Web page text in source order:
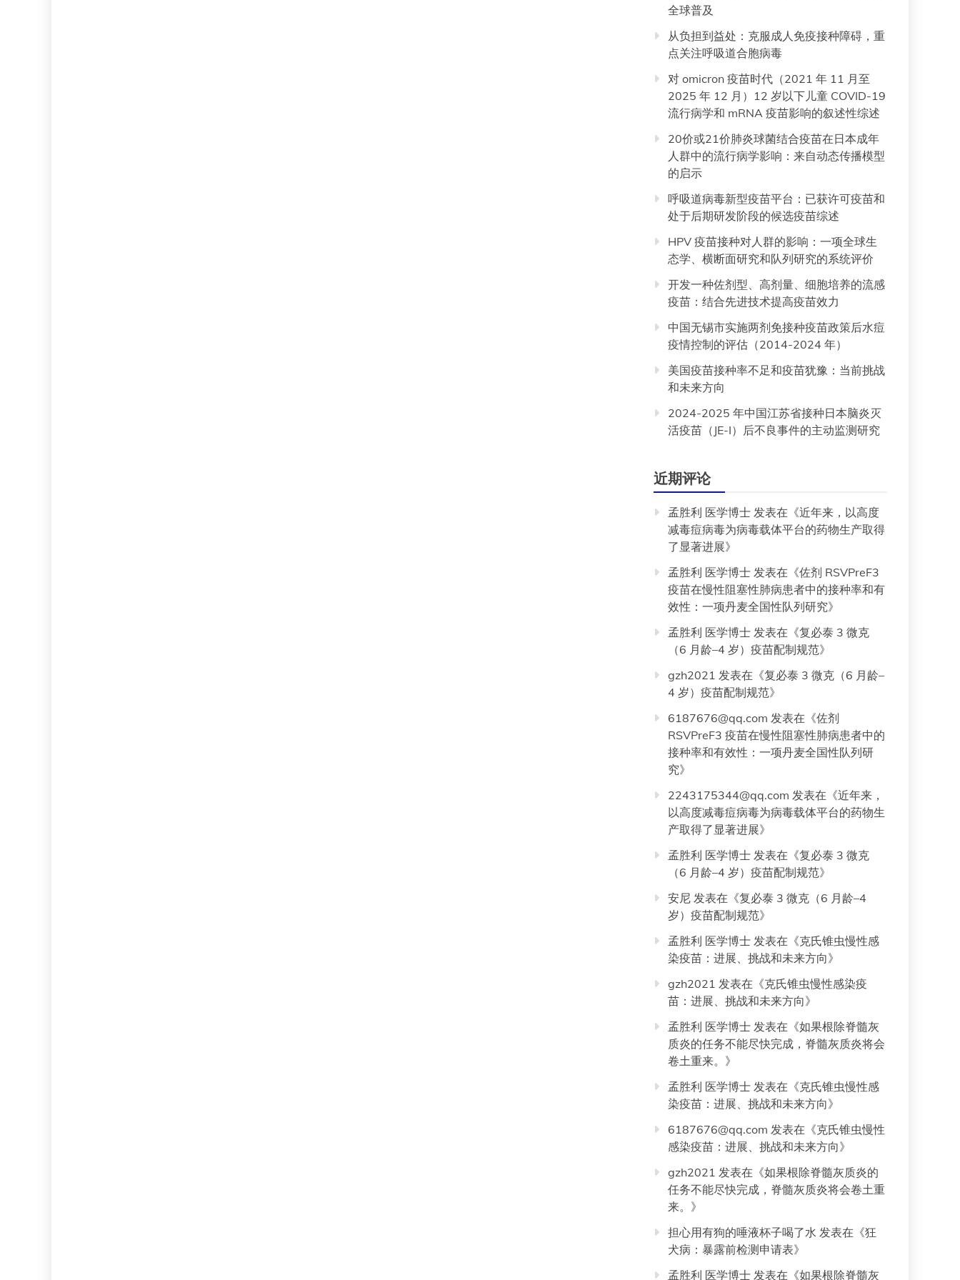
全球普及
从负担到益处：克服成人免疫接种障碍，重
点关注呼吸道合胞病毒
对 omicron 疫苗时代（2021 年 11 月至
2025 年 12 月）12 岁以下儿童 COVID-19
流行病学和 mRNA 疫苗影响的叙述性综述
20价或21价肺炎球菌结合疫苗在日本成年
人群中的流行病学影响：来自动态传播模型
的启示
呼吸道病毒新型疫苗平台：已获许可疫苗和
处于后期研发阶段的候选疫苗综述
HPV 疫苗接种对人群的影响：一项全球生
态学、横断面研究和队列研究的系统评价
开发一种佐剂型、高剂量、细胞培养的流感
疫苗：结合先进技术提高疫苗效力
中国无锡市实施两剂免接种疫苗政策后水痘
疫情控制的评估（2014-2024 年）
美国疫苗接种率不足和疫苗犹豫：当前挑战
和未来方向
2024-2025 年中国江苏省接种日本脑炎灭
活疫苗（JE-I）后不良事件的主动监测研究
近期评论
孟胜利 医学博士 发表在《近年来，以高度
减毒痘病毒为病毒载体平台的药物生产取得
了显著进展》
孟胜利 医学博士 发表在《佐剂 RSVPreF3
疫苗在慢性阻塞性肺病患者中的接种率和有
效性：一项丹麦全国性队列研究》
孟胜利 医学博士 发表在《复必泰 3 微克
（6 月龄–4 岁）疫苗配制规范》
gzh2021 发表在《复必泰 3 微克（6 月龄–
4 岁）疫苗配制规范》
6187676@qq.com 发表在《佐剂
RSVPreF3 疫苗在慢性阻塞性肺病患者中的
接种率和有效性：一项丹麦全国性队列研
究》
2243175344@qq.com 发表在《近年来，
以高度减毒痘病毒为病毒载体平台的药物生
产取得了显著进展》
孟胜利 医学博士 发表在《复必泰 3 微克
（6 月龄–4 岁）疫苗配制规范》
安尼 发表在《复必泰 3 微克（6 月龄–4
岁）疫苗配制规范》
孟胜利 医学博士 发表在《克氏锥虫慢性感
染疫苗：进展、挑战和未来方向》
gzh2021 发表在《克氏锥虫慢性感染疫
苗：进展、挑战和未来方向》
孟胜利 医学博士 发表在《如果根除脊髓灰
质炎的任务不能尽快完成，脊髓灰质炎将会
卷土重来。 》
孟胜利 医学博士 发表在《克氏锥虫慢性感
染疫苗：进展、挑战和未来方向》
6187676@qq.com 发表在《克氏锥虫慢性
感染疫苗：进展、挑战和未来方向》
gzh2021 发表在《如果根除脊髓灰质炎的
任务不能尽快完成，脊髓灰质炎将会卷土重
来。 》
担心用有狗的唾液杯子喝了水 发表在《狂
犬病：暴露前检测申请表》
孟胜利 医学博士 发表在《如果根除脊髓灰